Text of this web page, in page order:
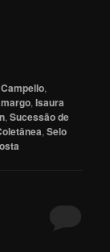
,
,Isaura
,Sucessão de
,Selo